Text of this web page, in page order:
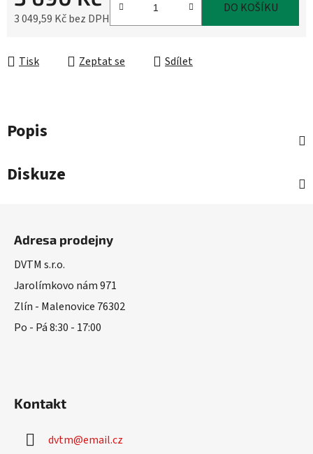
3 049,59 Kč bez DPH
DO KOŠÍKU
Tisk Zeptat se Sdílet
Popis
Diskuze
Adresa prodejny
DVTM s.r.o.
Jarolímkovo nám 971
Zlín - Malenovice 76302
Po - Pá 8:30 - 17:00
Kontakt
dvtm@email.cz